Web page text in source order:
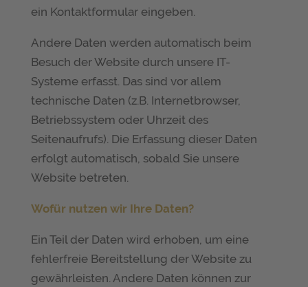
ein Kontaktformular eingeben.
Andere Daten werden automatisch beim
Besuch der Website durch unsere IT-
Systeme erfasst. Das sind vor allem
technische Daten (z.B. Internetbrowser,
Betriebssystem oder Uhrzeit des
Seitenaufrufs). Die Erfassung dieser Daten
erfolgt automatisch, sobald Sie unsere
Website betreten.
Wofür nutzen wir Ihre Daten?
Ein Teil der Daten wird erhoben, um eine
fehlerfreie Bereitstellung der Website zu
gewährleisten. Andere Daten können zur